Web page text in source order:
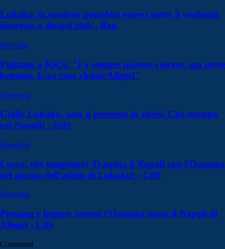
Lukaku, la cessione potrebbe esserci entro il weekend:
interessa a diversi club - Rep
Interviste
Politano a KKN: "Fa sempre piacere vincere, ma serve
benzina. Ecco cosa chiede Allegri"
Rassegna
Giallo Lukaku, non si presenta in ritiro! Che strappo
col Napoli! - GdS
Rassegna
Lucca, che tempismo! Trascina il Napoli con l'Osasuna
nel giorno dell'addio di Lukaku! - CdS
Rassegna
Pressing e letture: contro l'Osasuna nasce il Napoli di
Allegri - CdS
Commenti